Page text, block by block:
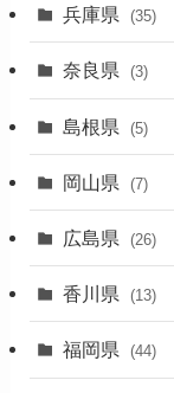
(17)
(4)
(1)
兵庫県 (35)
奈良県 (3)
島根県 (5)
岡山県 (7)
広島県 (26)
香川県 (13)
福岡県 (44)